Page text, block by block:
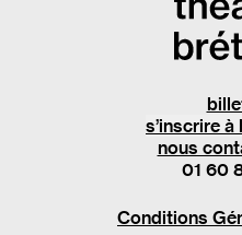
s’inscrire
nous
01 60
Conditions